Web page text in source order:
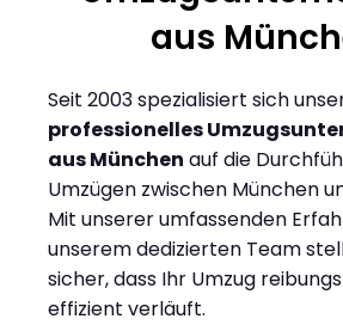
aus
Seit 2003 spezialisiert sich
professionelles
aus München auf die
Umzügen zwischen München
Mit unserer umfassenden
unserem dedizierten Team
sicher, dass Ihr Umzug
effizient verläuft.